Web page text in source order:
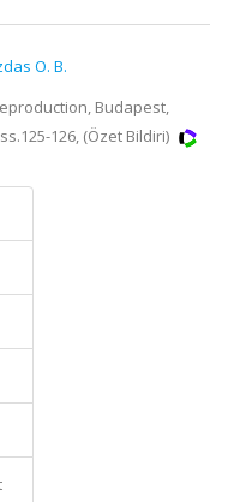
O. B.
Budapest,
126, (Özet Bildiri)